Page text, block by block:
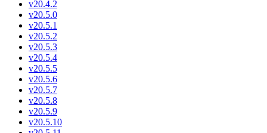
v20.4.2
v20.5.0
v20.5.1
v20.5.2
v20.5.3
v20.5.4
v20.5.5
v20.5.6
v20.5.7
v20.5.8
v20.5.9
v20.5.10